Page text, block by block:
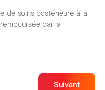
de soins postérieure à la
par la
Suivant